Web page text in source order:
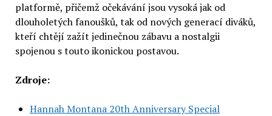
platformě, přičemž očekávání jsou vysoká jak od
dlouholetých fanoušků, tak od nových generací diváků,
kteří chtějí zažít jedinečnou zábavu a nostalgii
spojenou s touto ikonickou postavou.
Zdroje:
Hannah Montana 20th Anniversary Special